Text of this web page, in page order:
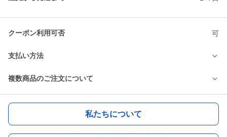
クーポン利用可否 可
支払い方法
複数商品のご注文について
私たちについて